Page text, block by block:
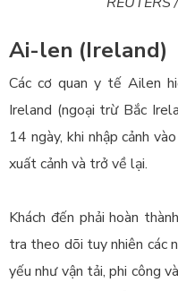
Ai-len (Ireland)
Các cơ quan y tế Ailen
Ireland (ngoại trừ Bắc
14 ngày, khi nhập cảnh
xuất cảnh và trở về lại.
Khách đến phải hoàn
tra theo dõi tuy nhiên các
yếu như vận tải, phi công